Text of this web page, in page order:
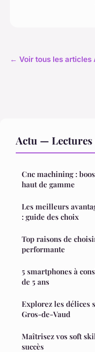
← Voir tous les articles
Actu —
Cnc machining :
haut de gamme
Les meilleurs
: guide des choix
Top raisons de
performante
5 smartphones à
de 5 ans
Explorez les délices
Gros-de-Vaud
Maîtrisez vos soft
succès